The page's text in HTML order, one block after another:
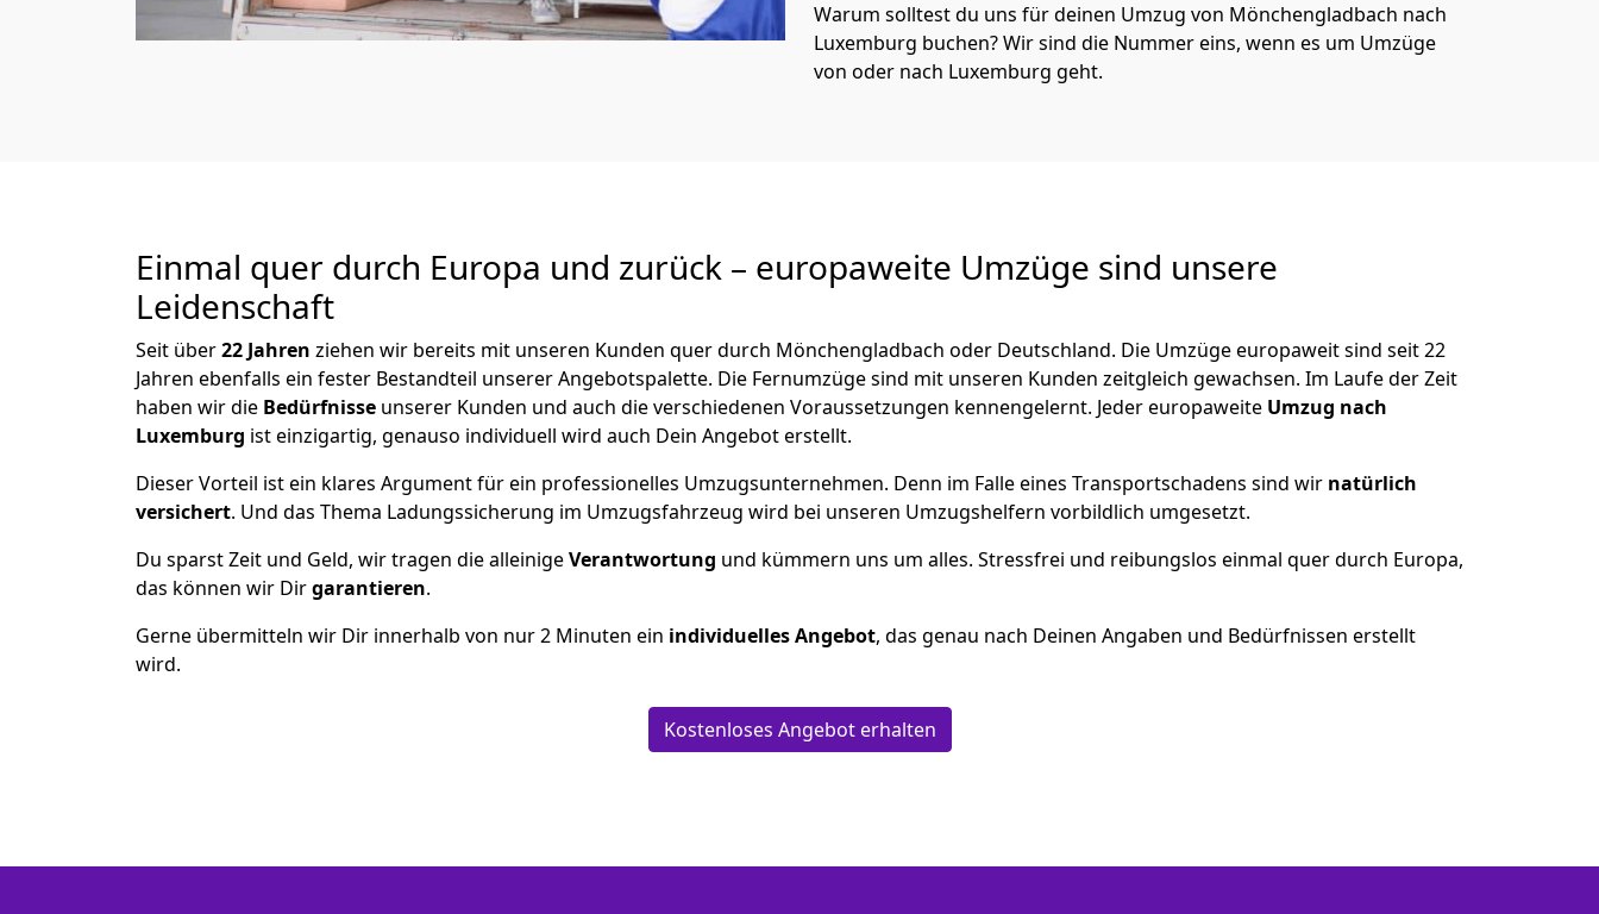
Warum solltest du uns für deinen Umzug von Mönchen­gladbach nach
Luxemburg buchen? Wir sind die Nummer eins, wenn es um Umzüge
von oder nach Luxemburg geht.
Einmal quer durch Europa und zurück – europaweite Umzüge sind unsere
Leidenschaft
Seit über22 Jahren ziehen wir bereits mit unseren Kunden quer durch Mönchen­gladbach oder Deutschland. Die Umzüge europaweit sind seit22
Jahren ebenfalls ein fester Bestandteil unserer Angebotspalette. Die Fernumzüge sind mit unseren Kunden zeitgleich gewachsen. Im Laufe der Zeit
haben wir die Bedürfnisse unserer Kunden und auch die verschiedenen Voraussetzungen kennengelernt. Jeder europaweite Umzug nach
Luxemburg ist einzigartig, genauso individuell wird auch Dein Angebot erstellt.
Dieser Vorteil ist ein klares Argument für ein professionelles Umzugsunternehmen. Denn im Falle eines Transportschadens sind wir natürlich
versichert. Und das Thema Ladungssicherung im Umzugsfahrzeug wird bei unseren Umzugshelfern vorbildlich umgesetzt.
Du sparst Zeit und Geld, wir tragen die alleinigeVerantwortung und kümmern uns um alles. Stressfrei und reibungslos einmal quer durch Europa,
das können wir Dirgarantieren.
Gerne übermitteln wir Dir innerhalb von nur2 Minuten ein individuelles Angebot, das genau nach Deinen Angaben und Bedürfnissen erstellt
wird.
Kostenloses Angebot erhalten